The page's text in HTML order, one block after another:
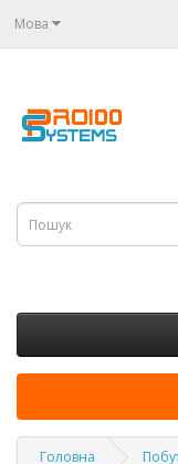
Мова
Головна